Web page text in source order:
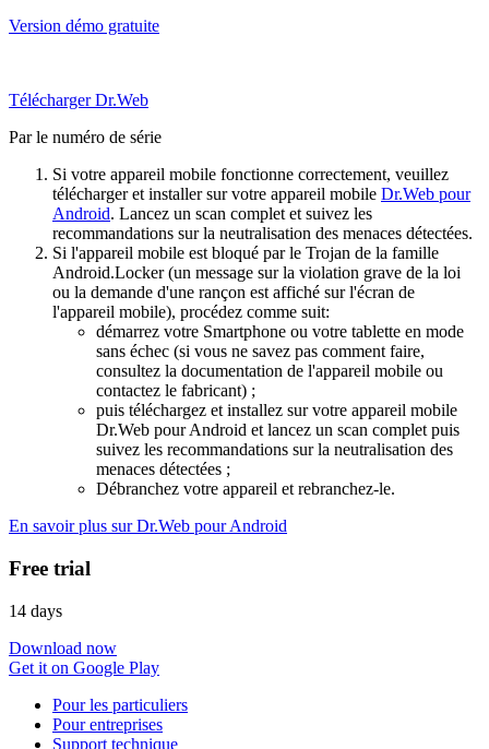
Version démo gratuite
Télécharger Dr.Web
Par le numéro de série
Si votre appareil mobile fonctionne correctement, veuillez
télécharger et installer sur votre appareil mobile Dr.Web pour
Android. Lancez un scan complet et suivez les
recommandations sur la neutralisation des menaces détectées.
Si l'appareil mobile est bloqué par le Trojan de la famille
Android.Locker (un message sur la violation grave de la loi
ou la demande d'une rançon est affiché sur l'écran de
l'appareil mobile), procédez comme suit:
démarrez votre Smartphone ou votre tablette en mode
sans échec (si vous ne savez pas comment faire,
consultez la documentation de l'appareil mobile ou
contactez le fabricant) ;
puis téléchargez et installez sur votre appareil mobile
Dr.Web pour Android et lancez un scan complet puis
suivez les recommandations sur la neutralisation des
menaces détectées ;
Débranchez votre appareil et rebranchez-le.
En savoir plus sur Dr.Web pour Android
Free trial
14 days
Download now
Get it on Google Play
Pour les particuliers
Pour entreprises
Support technique